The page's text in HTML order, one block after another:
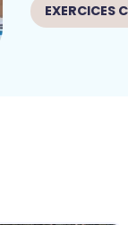
EXERCICES